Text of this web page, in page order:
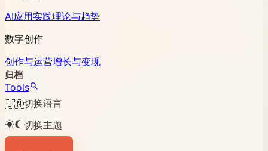
AI应用实践理论与趋势
数字创作
创作与运营增长与变现
归档
Tools
🇨🇳切换语言
切换主题